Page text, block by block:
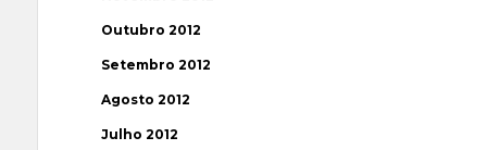
Outubro 2012
Setembro 2012
Agosto 2012
Julho 2012